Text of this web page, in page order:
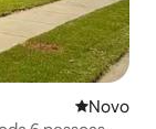
Novo
Novo